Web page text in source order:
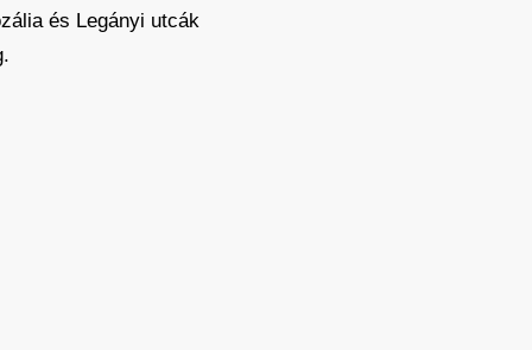
és Legányi utcák